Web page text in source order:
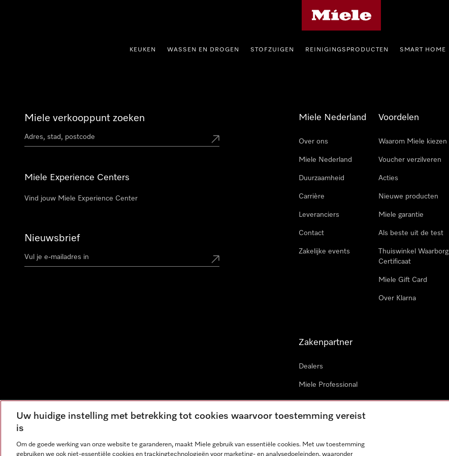
KEUKEN WASSEN EN DROGEN STOFZUIGEN REINIGINGSPRODUCTEN SMART HOME
Miele verkooppunt zoeken
Miele Experience Centers
Vind jouw Miele Experience Center
Nieuwsbrief
Miele Nederland
Over ons
Miele Nederland
Duurzaamheid
Carrière
Leveranciers
Contact
Zakelijke events
Voordelen
Waarom Miele kiezen
Voucher verzilveren
Acties
Nieuwe producten
Miele garantie
Als beste uit de test
Thuiswinkel Waarborg
Certificaat
Miele Gift Card
Over Klarna
Zakenpartner
Dealers
Miele Professional
Miele in projecten
Miele Marine
Uw huidige instelling met betrekking tot cookies waarvoor toestemming vereist
is
Om de goede werking van onze website te garanderen, maakt Miele gebruik van essentiële cookies. Met uw toestemming
gebruiken we ook niet-essentiële cookies en trackingtechnologieën voor marketing- en analysedoeleinden, waaronder